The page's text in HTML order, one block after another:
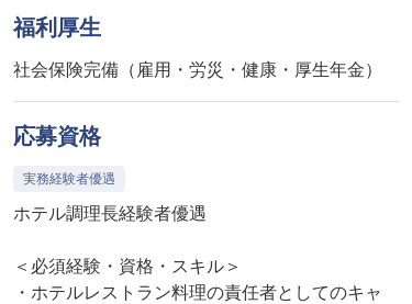
福利厚生
社会保険完備（雇用・労災・健康・厚生年金）
応募資格
実務経験者優遇
ホテル調理長経験者優遇
＜必須経験・資格・スキル＞
・ホテルレストラン料理の責任者としてのキャ